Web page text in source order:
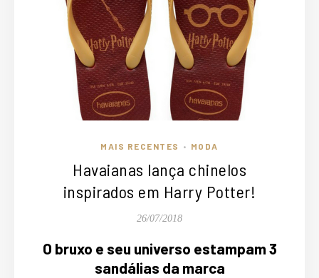
MAIS RECENTES • MODA
Havaianas lança chinelos
inspirados em Harry Potter!
26/07/2018
O bruxo e seu universo estampam 3
sandálias da marca